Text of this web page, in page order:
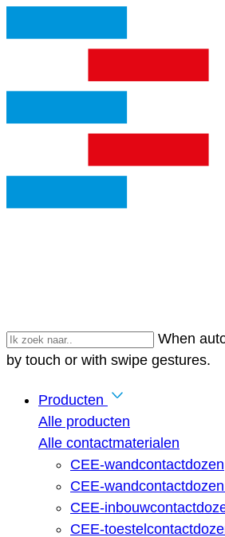
When
by touch or with swipe gestures.
Producten
Alle producten
Alle contactmaterialen
CEE-wandcontactdozen
CEE-
CEE-
CEE-